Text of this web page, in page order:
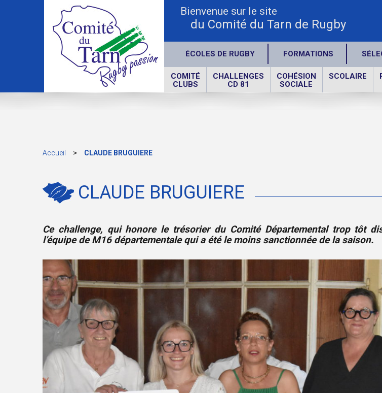
Bienvenue sur le site
du Comité du Tarn de Rugby
ÉCOLES DE RUGBY FORMATIONS
COMITÉ
CLUBS
CHALLENGES
CD 81
COHÉSION
SOCIALE
SCOLAIRE
Accueil > CLAUDE BRUGUIERE
CLAUDE BRUGUIERE
Ce challenge, qui honore le trésorier du Comité Départemental trop tôt
l’équipe de M16 départementale qui a été le moins sanctionnée de la saison.